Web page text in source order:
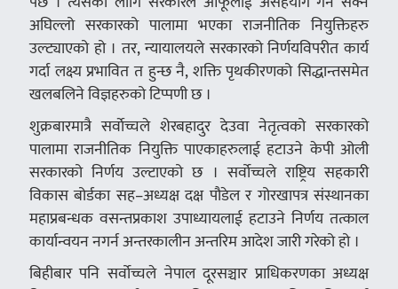
अघिल्लो सरकारको पालामा भएका राजनीतिक नियुक्तिहरु
उल्ट्याएको हो । तर, न्यायालयले सरकारको निर्णयविपरीत कार्य
गर्दा लक्ष्य प्रभावित त हुन्छ नै, शक्ति पृथकीरणको सिद्धान्तसमेत
खलबलिने विज्ञहरुको टिप्पणी छ ।
शुक्रबारमात्रै सर्वाेच्चले शेरबहादुर देउवा नेतृत्वको सरकारको
पालामा राजनीतिक नियुक्ति पाएकाहरुलाई हटाउने केपी ओली
सरकारको निर्णय उल्टाएको छ । सर्वोच्चले राष्ट्रिय सहकारी
विकास बोर्डका सह–अध्यक्ष दक्ष पौडेल र गोरखापत्र संस्थानका
महाप्रबन्धक वसन्तप्रकाश उपाध्यायलाई हटाउने निर्णय तत्काल
कार्यान्वयन नगर्न अन्तरकालीन अन्तरिम आदेश जारी गरेको हो ।
बिहीबार पनि सर्वोच्चले नेपाल दूरसञ्चार प्राधिकरणका अध्यक्ष